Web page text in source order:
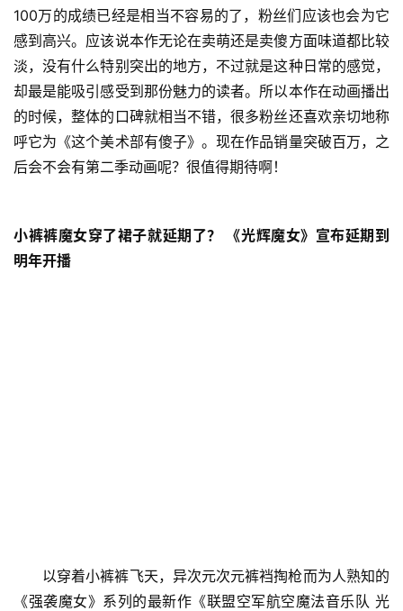
100万的成绩已经是相当不容易的了，粉丝们应该也会为它
感到高兴。应该说本作无论在卖萌还是卖傻方面味道都比较
淡，没有什么特别突出的地方，不过就是这种日常的感觉，
却最是能吸引感受到那份魅力的读者。所以本作在动画播出
的时候，整体的口碑就相当不错，很多粉丝还喜欢亲切地称
呼它为《这个美术部有傻子》。现在作品销量突破百万，之
后会不会有第二季动画呢？很值得期待啊！
小裤裤魔女穿了裙子就延期了？ 《光辉魔女》宣布延期到
明年开播
以穿着小裤裤飞天，异次元次元裤裆掏枪而为人熟知的
《强袭魔女》系列的最新作《联盟空军航空魔法音乐队 光